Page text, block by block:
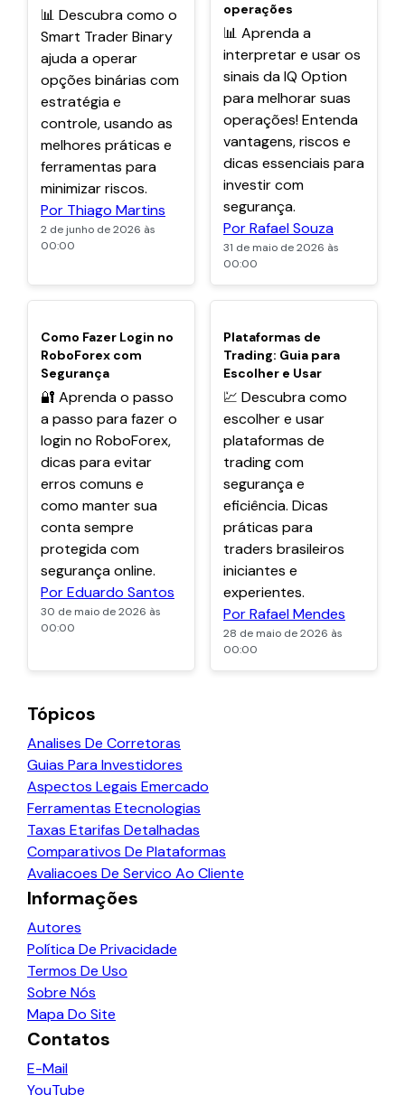
📊 Descubra como o
Smart Trader Binary
ajuda a operar
opções binárias com
estratégia e
controle, usando as
melhores práticas e
ferramentas para
minimizar riscos.
Por Thiago Martins
2 de junho de 2026 às
00:00
operações
📊 Aprenda a
interpretar e usar os
sinais da IQ Option
para melhorar suas
operações! Entenda
vantagens, riscos e
dicas essenciais para
investir com
segurança.
Por Rafael Souza
31 de maio de 2026 às
00:00
POPULARES
Como Fazer Login no
RoboForex com
Segurança
🔐 Aprenda o passo
a passo para fazer o
login no RoboForex,
dicas para evitar
erros comuns e
como manter sua
conta sempre
protegida com
segurança online.
Por Eduardo Santos
30 de maio de 2026 às
00:00
POPULARES
Plataformas de
Trading: Guia para
Escolher e Usar
💹 Descubra como
escolher e usar
plataformas de
trading com
segurança e
eficiência. Dicas
práticas para
traders brasileiros
iniciantes e
experientes.
Por Rafael Mendes
28 de maio de 2026 às
00:00
Tópicos
Analises De Corretoras
Guias Para Investidores
Aspectos Legais Emercado
Ferramentas Etecnologias
Taxas Etarifas Detalhadas
Comparativos De Plataformas
Avaliacoes De Servico Ao Cliente
Informações
Autores
Política De Privacidade
Termos De Uso
Sobre Nós
Mapa Do Site
Contatos
E-Mail
YouTube